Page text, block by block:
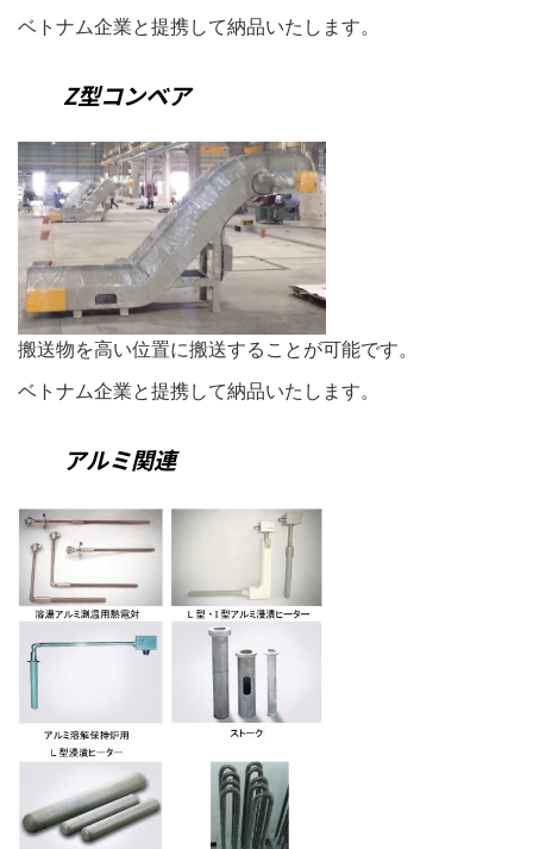
ベトナム企業と提携して納品いたします。
Z型コンベア
搬送物を高い位置に搬送することが可能です。
ベトナム企業と提携して納品いたします。
アルミ関連